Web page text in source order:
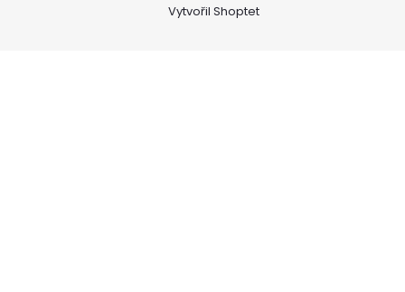
Vytvořil Shoptet